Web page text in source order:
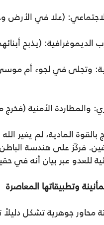
(علا في الأرض
الديموغرافية: (يذبح
وتجلى في لجوء أم
والمطاردة الأمنية (فخرج
بالقوة المادية، لم يغير
فركّز على هندسة الباطن
للعدو عبر بيان
وتطبيقاتها المعاصرة
جوهرية تشكل دليلاً